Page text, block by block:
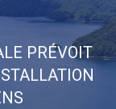
PRÉVOIT